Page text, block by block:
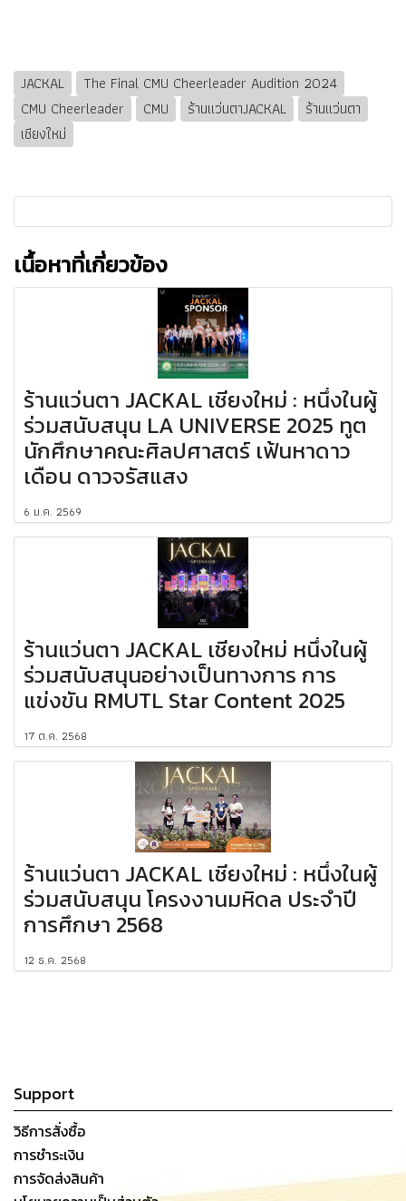
JACKAL
The Final CMU Cheerleader Audition 2024
CMU Cheerleader
CMU ร้านแว่นตาJACKAL
ร้านแว่นตา
เชียงใหม่
เนื้อหาที่เกี่ยวข้อง
ร้านแว่นตา JACKAL เชียงใหม่ : หนึ่งในผู้
ร่วมสนับสนุน LA UNIVERSE 2025 ทูต
นักศึกษาคณะศิลปศาสตร์ เฟ้นหาดาว
เดือน ดาวจรัสแสง
6 ม.ค. 2569
ร้านแว่นตา JACKAL เชียงใหม่ หนึ่งในผู้
ร่วมสนับสนุนอย่างเป็นทางการ การ
แข่งขัน RMUTL Star Content 2025
17 ต.ค. 2568
ร้านแว่นตา JACKAL เชียงใหม่ : หนึ่งในผู้
ร่วมสนับสนุน โครงงานมหิดล ประจำปี
การศึกษา 2568
12 ธ.ค. 2568
Support
วิธีการสั่งซื้อ
การชำระเงิน
การจัดส่งสินค้า